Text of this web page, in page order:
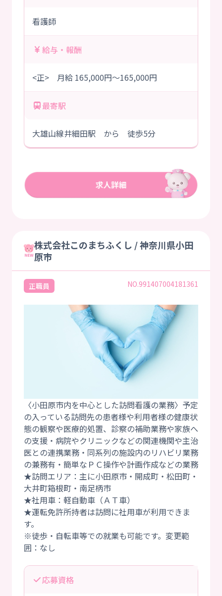
看護師
給与・報酬
<正> 月給 165,000円～165,000円
最寄駅
大雄山線井細田駅 から 徒歩5分
株式会社このまちふくし / 神奈川県小田
原市
正職員 NO.991407004181361
〈小田原市内を中心とした訪問看護の業務〉予定
の入っている訪問先の患者様や利用者様の健康状
態の観察や医療的処置、診察の補助業務や家族へ
の支援・病院やクリニックなどの関連機関や主治
医との連携業務・同系列の施設内のリハビリ業務
の兼務有・簡単なＰＣ操作や計画作成などの業務
★訪問エリア：主に小田原市・開成町・松田町・
大井町箱根町・南足柄市
★社用車：軽自動車（ＡＴ車）
★運転免許所持者は訪問に社用車が利用できま
す。
※徒歩・自転車等での就業も可能です。変更範
応募資格